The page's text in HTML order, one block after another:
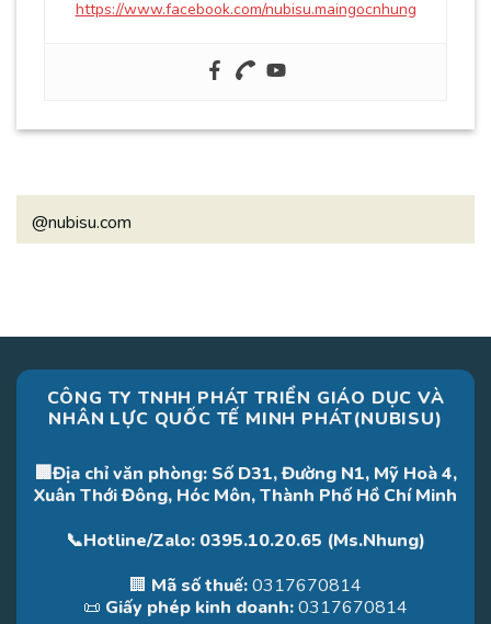
https://www.facebook.com/nubisu.maingocnhung
@nubisu.com
CÔNG TY TNHH PHÁT TRIỂN GIÁO DỤC VÀ
NHÂN LỰC QUỐC TẾ MINH PHÁT(NUBISU)
🏢Địa chỉ văn phòng: Số D31, Đường N1, Mỹ Hoà 4,
Xuân Thới Đông, Hóc Môn, Thành Phố Hồ Chí Minh
📞Hotline/Zalo: 0395.10.20.65 (Ms.Nhung)
🏢 Mã số thuế:0317670814
📜 Giấy phép kinh doanh:0317670814